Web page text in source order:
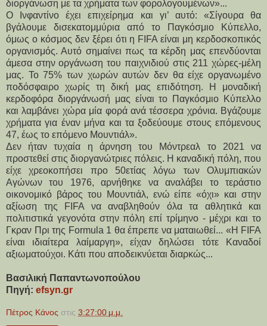
διοργάνωση με τα χρήματα των φορολογουμένων»...
Ο Ινφαντίνο έχει επιχείρημα και γι’ αυτό: «Σίγουρα θα
βγάλουμε δισεκατομμύρια από το Παγκόσμιο Κύπελλο,
όμως ο κόσμος δεν ξέρει ότι η FIFA είναι μη κερδοσκοπικός
οργανισμός. Αυτό σημαίνει πως τα κέρδη μας επενδύονται
άμεσα στην οργάνωση του παιχνιδιού στις 211 χώρες-μέλη
μας. Το 75% των χωρών αυτών δεν θα είχε οργανωμένο
ποδόσφαιρο χωρίς τη δική μας επιδότηση. Η μοναδική
κερδοφόρα διοργάνωσή μας είναι το Παγκόσμιο Κύπελλο
και λαμβάνει χώρα μία φορά ανά τέσσερα χρόνια. Βγάζουμε
χρήματα για έναν μήνα και τα ξοδεύουμε στους επόμενους
47, έως το επόμενο Μουντιάλ».
Δεν ήταν τυχαία η άρνηση του Μόντρεαλ το 2021 να
προστεθεί στις διοργανώτριες πόλεις. Η καναδική πόλη, που
είχε χρεοκοπήσει προ 50ετίας λόγω των Ολυμπιακών
Αγώνων του 1976, αρνήθηκε να αναλάβει το τεράστιο
οικονομικό βάρος του Μουντιάλ, ενώ είπε «όχι» και στην
αξίωση της FIFA να αναβληθούν όλα τα αθλητικά και
πολιτιστικά γεγονότα στην πόλη επί τρίμηνο - μέχρι και το
Γκραν Πρι της Formula 1 θα έπρεπε να ματαιωθεί... «Η FIFA
είναι ιδιαίτερα λαίμαργη», είχαν δηλώσει τότε Καναδοί
αξιωματούχοι. Κάτι που αποδεικνύεται διαρκώς...
Βασιλική Παπαντωνοπούλου
Πηγή: efsyn.gr
Πέτρος Κάνος στις 3:27:00 μ.μ.